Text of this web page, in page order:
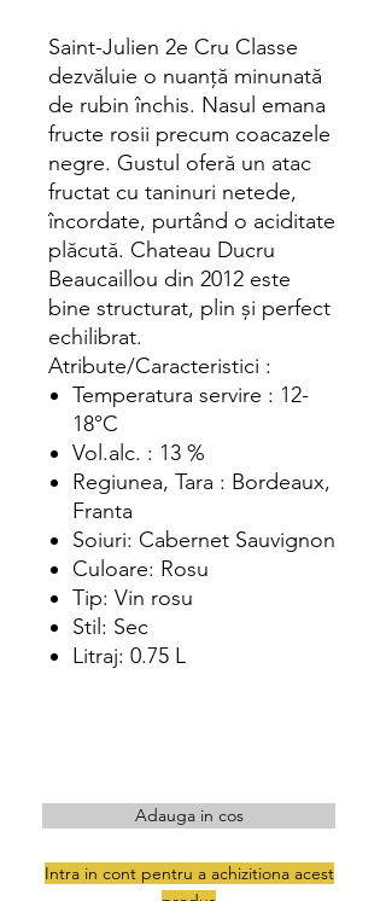
Saint-Julien 2e Cru Classe
dezvăluie o nuanță minunată
de rubin închis. Nasul emana
fructe rosii precum coacazele
negre. Gustul oferă un atac
fructat cu taninuri netede,
încordate, purtând o aciditate
plăcută. Chateau Ducru
Beaucaillou din 2012 este
bine structurat, plin și perfect
echilibrat.
Atribute/Caracteristici :
Temperatura servire : 12-
18°C
Vol.alc. : 13 %
Regiunea, Tara : Bordeaux,
Franta
Soiuri: Cabernet Sauvignon
Culoare: Rosu
Tip: Vin rosu
Stil: Sec
Litraj: 0.75 L
Adauga in cos
Intra in cont pentru a achizitiona acest